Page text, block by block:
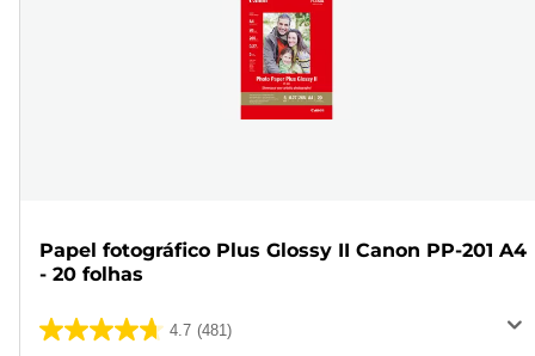
Papel fotográfico Plus Glossy II Canon PP-201 A4
- 20 folhas
4.7 (481)
4.7